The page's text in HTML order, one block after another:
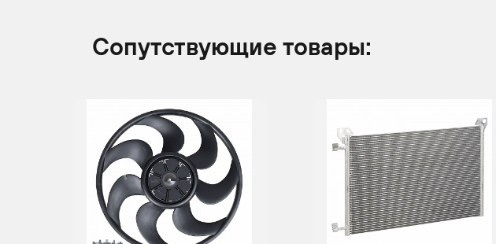
Сопутствующие товары: